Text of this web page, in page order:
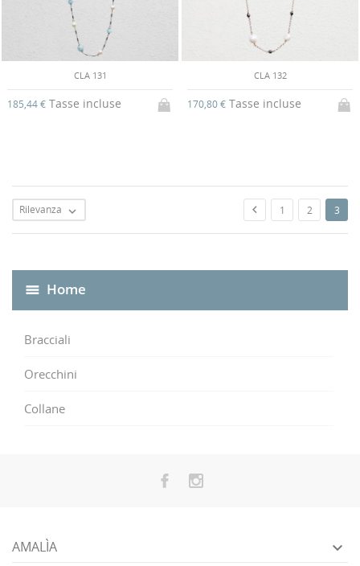
Home
Bracciali
Orecchini
Collane
CLA 131
185,44 € Tasse incluse
CLA 132
170,80 € Tasse incluse
Rilevanza   1 2 3
AMALÌA 